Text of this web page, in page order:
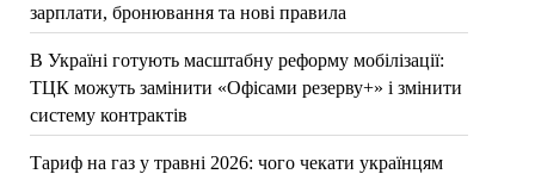
зарплати, бронювання та нові правила
В Україні готують масштабну реформу мобілізації:
ТЦК можуть замінити «Офісами резерву+» і змінити
систему контрактів
Тариф на газ у травні 2026: чого чекати українцям